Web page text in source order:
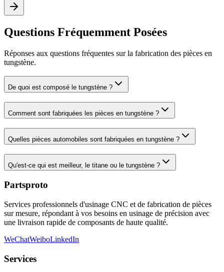
Questions Fréquemment Posées
Réponses aux questions fréquentes sur la fabrication des pièces en
tungstène.
De quoi est composé le tungstène ?
Comment sont fabriquées les pièces en tungstène ?
Quelles pièces automobiles sont fabriquées en tungstène ?
Qu'est-ce qui est meilleur, le titane ou le tungstène ?
Partsproto
Services professionnels d'usinage CNC et de fabrication de pièces
sur mesure, répondant à vos besoins en usinage de précision avec
une livraison rapide de composants de haute qualité.
WeChatWeiboLinkedIn
Services